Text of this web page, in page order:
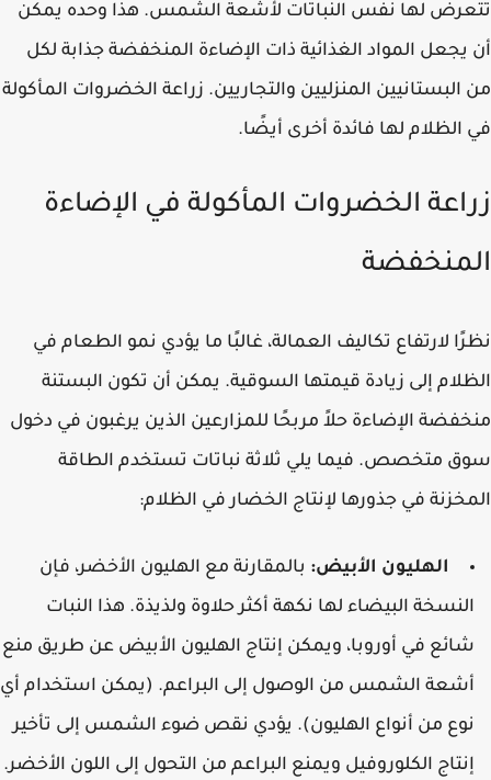
لها نفس النباتات لأشعة الشمس. هذا وحده يمكن
يجعل المواد الغذائية ذات الإضاءة المنخفضة جذابة لكل
المنزليين والتجاريين. زراعة الخضروات المأكولة
الظلام لها فائدة أخرى أيضًا.
الخضروات المأكولة في الإضاءة
لارتفاع تكاليف العمالة، غالبًا ما يؤدي نمو الطعام في
إلى زيادة قيمتها السوقية. يمكن أن تكون البستنة
الإضاءة حلاً مربحًا للمزارعين الذين يرغبون في دخول
متخصص. فيما يلي ثلاثة نباتات تستخدم الطاقة
في جذورها لإنتاج الخضار في الظلام:
الهليون الأبيض:بالمقارنة مع الهليون الأخضر، فإن
البيضاء لها نكهة أكثر حلاوة ولذيذة. هذا النبات
في أوروبا، ويمكن إنتاج الهليون الأبيض عن طريق منع
الشمس من الوصول إلى البراعم. (يمكن استخدام أي
من أنواع الهليون). يؤدي نقص ضوء الشمس إلى تأخير
الكلوروفيل ويمنع البراعم من التحول إلى اللون الأخضر.